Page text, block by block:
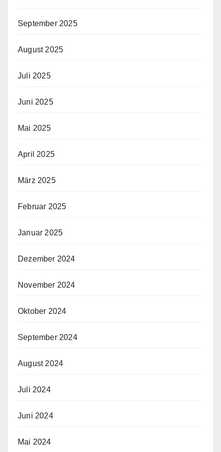
September 2025
August 2025
Juli 2025
Juni 2025
Mai 2025
April 2025
März 2025
Februar 2025
Januar 2025
Dezember 2024
November 2024
Oktober 2024
September 2024
August 2024
Juli 2024
Juni 2024
Mai 2024